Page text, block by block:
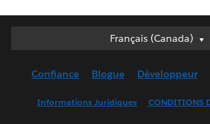
Français (Canada)
Français (Canada)
English (UK)
Confiance Blogue Développeur
Informations Juridiques CONDITIONS